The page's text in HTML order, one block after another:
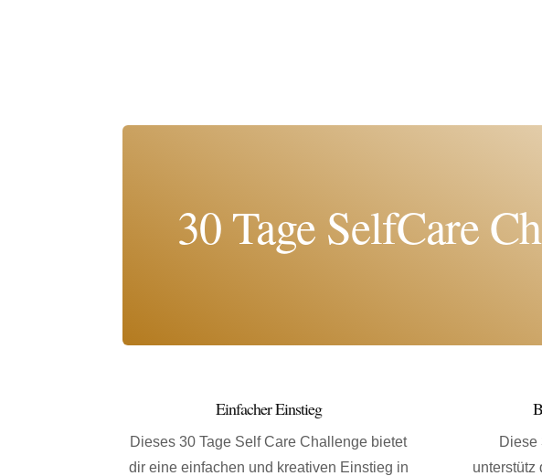
30 Tage SelfCare
Einfacher Einstieg
Dieses 30 Tage Self Care Challenge bietet
dir eine einfachen und kreativen Einstieg in
Diese
unterstütz